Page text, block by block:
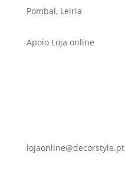
Pombal, Leiria
Apoio Loja online
lojaonline@decorstyle.pt